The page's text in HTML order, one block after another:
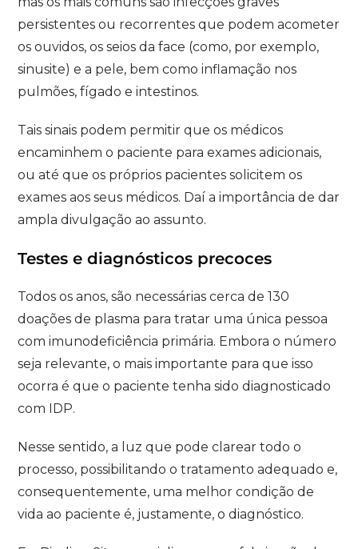
persistentes ou recorrentes que podem acometer
os ouvidos, os seios da face (como, por exemplo,
sinusite) e a pele, bem como inflamação nos
pulmões, fígado e intestinos.
Tais sinais podem permitir que os médicos
encaminhem o paciente para exames adicionais,
ou até que os próprios pacientes solicitem os
exames aos seus médicos. Daí a importância de dar
ampla divulgação ao assunto.
Testes e diagnósticos precoces
Todos os anos, são necessárias cerca de 130
doações de plasma para tratar uma única pessoa
com imunodeficiência primária. Embora o número
seja relevante, o mais importante para que isso
ocorra é que o paciente tenha sido diagnosticado
com IDP.
Nesse sentido, a luz que pode clarear todo o
processo, possibilitando o tratamento adequado e,
consequentemente, uma melhor condição de
vida ao paciente é, justamente, o diagnóstico.